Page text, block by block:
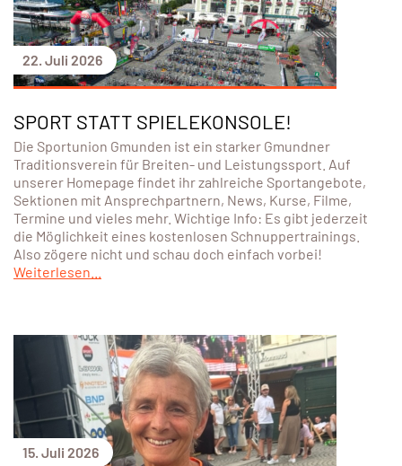
22. Juli 2026
SPORT STATT SPIELEKONSOLE!
Die Sportunion Gmunden ist ein starker Gmundner
Traditionsverein für Breiten- und Leistungssport. Auf
unserer Homepage findet ihr zahlreiche Sportangebote,
Sektionen mit Ansprechpartnern, News, Kurse, Filme,
Termine und vieles mehr. Wichtige Info: Es gibt jederzeit
die Möglichkeit eines kostenlosen Schnuppertrainings.
Also zögere nicht und schau doch einfach vorbei!
Weiterlesen...
15. Juli 2026